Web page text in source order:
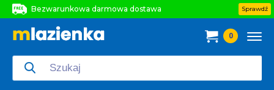
Bezwarunkowa darmowa dostawa
Bezwarunkowa darmowa dostawa
Sprawdź
0